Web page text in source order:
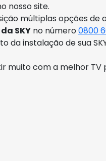
nosso site.
múltiplas opções de
SKY no número0800
instalação de sua
muito com a melhor TV